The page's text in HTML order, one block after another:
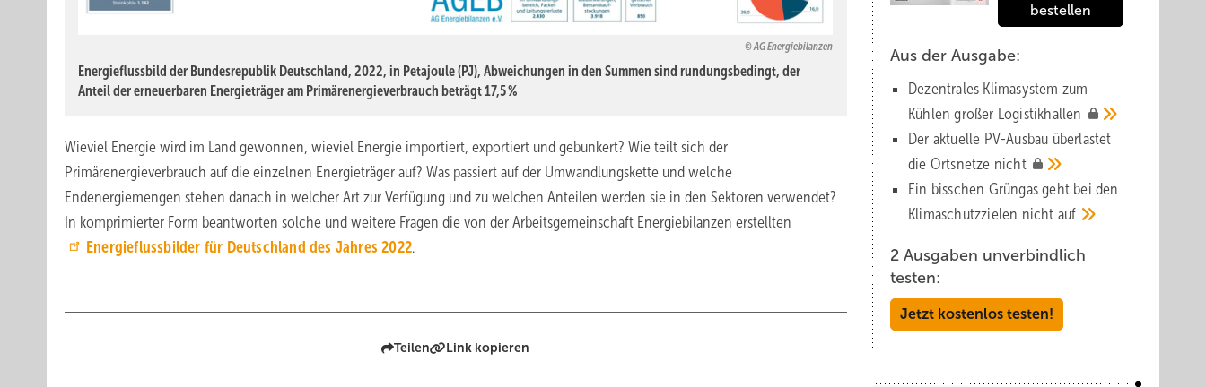
AG Energiebilanzen
Energieflussbild der Bundesrepublik Deutschland, 2022, in Petajoule (PJ), Abweichungen in den Summen sind rundungsbedingt, der
Anteil der erneuerbaren Energieträger am Primärenergieverbrauch beträgt 17,5 %
Wieviel Energie wird im Land gewonnen, wieviel Energie importiert, exportiert und gebunkert? Wie teilt sich der
Primärenergieverbrauch auf die einzelnen Energieträger auf? Was passiert auf der Umwandlungskette und welche
Endenergiemengen stehen danach in welcher Art zur Verfügung und zu welchen Anteilen werden sie in den Sektoren verwendet?
In komprimierter Form beantworten solche und weitere Fragen die von der Arbeitsgemeinschaft Energiebilanzen erstellten
Energieflussbilder für Deutschland des Jahres 2022.
Teilen Link kopieren
bestellen
Aus der Ausgabe:
Dezentrales Klimasystem zum
Kühlen großer Logistik­hallen
Der aktuelle PV-Ausbau über­lastet
die Orts­netze nicht
Ein bisschen Grüngas geht bei den
Klima­schutz­zielen nicht auf
2 Ausgaben unverbindlich
testen:
Jetzt kostenlos testen!